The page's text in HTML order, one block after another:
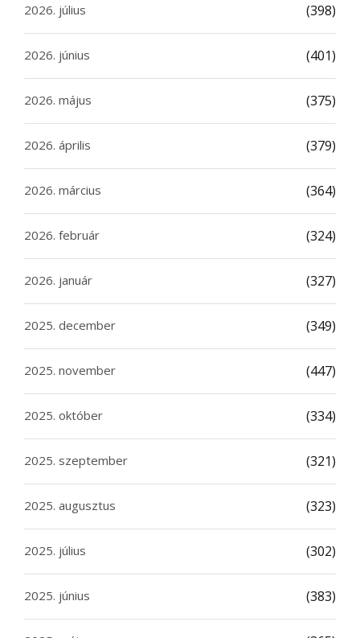
2026. július (398)
2026. június (401)
2026. május (375)
2026. április (379)
2026. március (364)
2026. február (324)
2026. január (327)
2025. december (349)
2025. november (447)
2025. október (334)
2025. szeptember (321)
2025. augusztus (323)
2025. július (302)
2025. június (383)